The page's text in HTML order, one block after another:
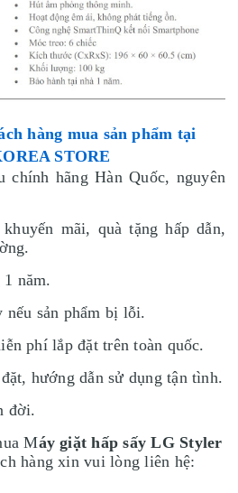
hàng mua sản phẩm tại
STORE
chính hãng Hàn Quốc, nguyên
mãi, quà tặng hấp dẫn,
năm.
sản phẩm bị lỗi.
phí lắp đặt trên toàn quốc.
hướng dẫn sử dụng tận tình.
đời.
Máy giặt hấp sấy LG Styler
hàng xin vui lòng liên hệ: